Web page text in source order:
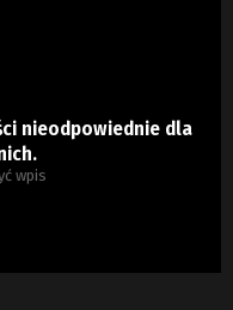
nieodpowiednie dla
wpis